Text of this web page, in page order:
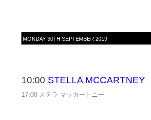
MONDAY 30TH SEPTEMBER 2019
10:00 STELLA MCCARTNEY
17:00 ステラ マッカートニー